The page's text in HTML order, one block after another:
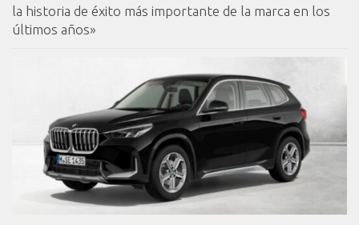
la historia de éxito más importante de la marca en los
últimos años»